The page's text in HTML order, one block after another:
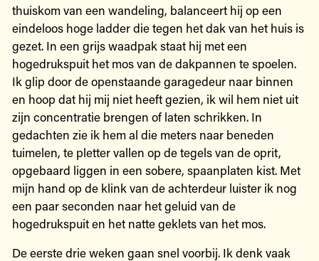
thuiskom van een wandeling, balanceert hij op een
eindeloos hoge ladder die tegen het dak van het huis is
gezet. In een grijs waadpak staat hij met een
hogedrukspuit het mos van de dakpannen te spoelen.
Ik glip door de openstaande garagedeur naar binnen
en hoop dat hij mij niet heeft gezien, ik wil hem niet uit
zijn concentratie brengen of laten schrikken. In
gedachten zie ik hem al die meters naar beneden
tuimelen, te pletter vallen op de tegels van de oprit,
opgebaard liggen in een sobere, spaanplaten kist. Met
mijn hand op de klink van de achterdeur luister ik nog
een paar seconden naar het geluid van de
hogedrukspuit en het natte geklets van het mos.
De eerste drie weken gaan snel voorbij. Ik denk vaak